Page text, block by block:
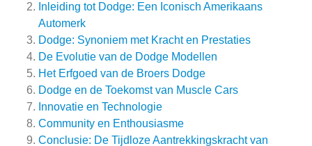
Inleiding tot Dodge: Een Iconisch Amerikaans
Automerk
Dodge: Synoniem met Kracht en Prestaties
De Evolutie van de Dodge Modellen
Het Erfgoed van de Broers Dodge
Dodge en de Toekomst van Muscle Cars
Innovatie en Technologie
Community en Enthousiasme
Conclusie: De Tijdloze Aantrekkingskracht van